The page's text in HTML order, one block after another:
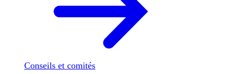
Conseils et comités